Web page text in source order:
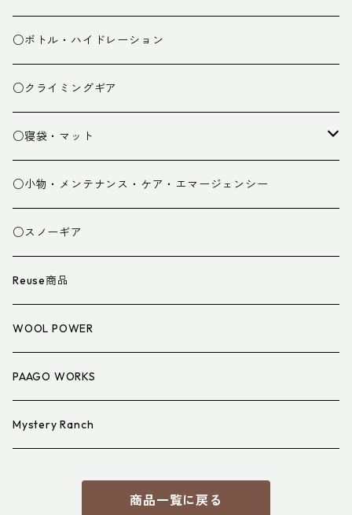
ミドルレイヤー
ベースレイヤー
パンツ
グローブ
スパッツ・ゲイター
衣類小物
アイウェア
○ボトル・ハイドレーション
○クライミングギア
○寝袋・マット
寝袋
マット
寝具小物
○小物・メンテナンス・ケア・エマージェンシー
○スノーギア
Reuse商品
WOOL POWER
PAAGO WORKS
Mystery Ranch
商品一覧に戻る